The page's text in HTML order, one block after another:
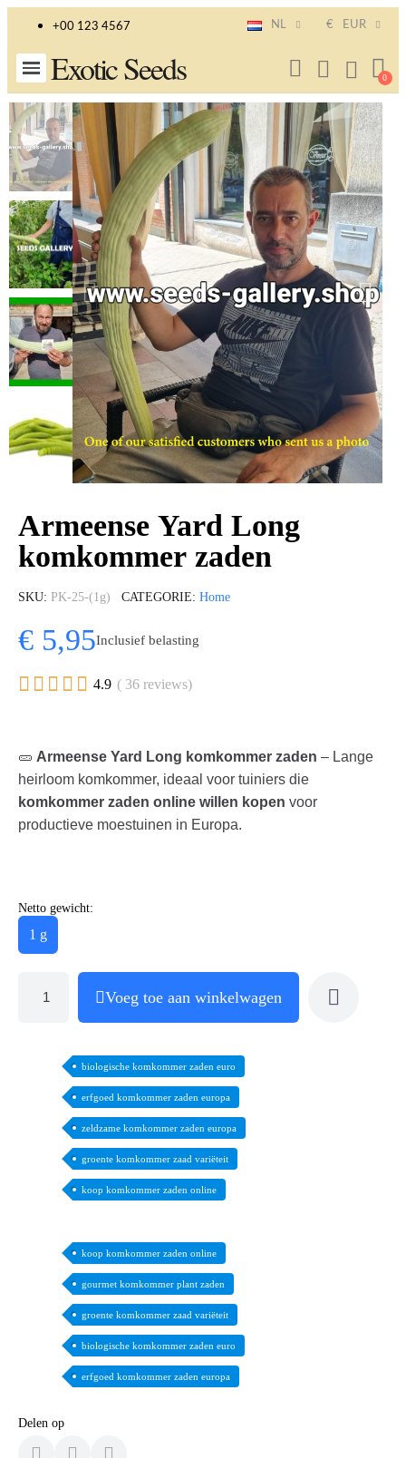
+00 123 4567 NL € EUR
Exotic Seeds
Armeense Yard Long
komkommer zaden
SKU PK-25-(1g) CATEGORIE Home
€ 5,95Inclusief belasting
     4.9 ( 36 reviews)
🥒 Armeense Yard Long komkommer zaden – Lange
heirloom komkommer, ideaal voor tuiniers die
komkommer zaden online willen kopen voor
productieve moestuinen in Europa.
Netto gewicht:
1 g
Voeg toe aan winkelwagen
biologische komkommer zaden euro
erfgoed komkommer zaden europa
zeldzame komkommer zaden europa
groente komkommer zaad variëteit
koop komkommer zaden online
koop komkommer zaden online
gourmet komkommer plant zaden
groente komkommer zaad variëteit
biologische komkommer zaden euro
erfgoed komkommer zaden europa
Delen op